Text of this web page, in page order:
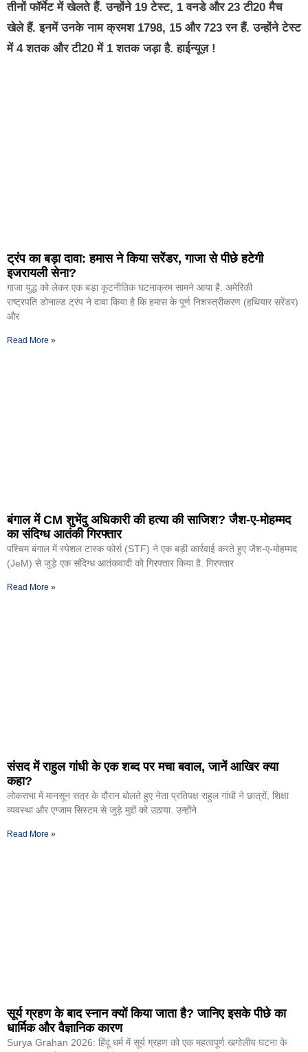
तीनों फॉर्मेट में खेलते हैं. उन्होंने 19 टेस्ट, 1 वनडे और 23 टी20 मैच
खेले हैं. इनमें उनके नाम क्रमश 1798, 15 और 723 रन हैं. उन्होंने टेस्ट
में 4 शतक और टी20 में 1 शतक जड़ा है. हाईन्यूज़ !
ट्रंप का बड़ा दावा: हमास ने किया सरेंडर, गाजा से पीछे हटेगी
इजरायली सेना?
गाजा युद्ध को लेकर एक बड़ा कूटनीतिक घटनाक्रम सामने आया है. अमेरिकी
राष्ट्रपति डोनाल्ड ट्रंप ने दावा किया है कि हमास के पूर्ण निशस्त्रीकरण (हथियार सरेंडर)
और
Read More »
बंगाल में CM शुभेंदु अधिकारी की हत्या की साजिश? जैश-ए-मोहम्मद
का संदिग्ध आतंकी गिरफ्तार
पश्चिम बंगाल में स्पेशल टास्क फोर्स (STF) ने एक बड़ी कार्रवाई करते हुए जैश-ए-मोहम्मद
(JeM) से जुड़े एक संदिग्ध आतंकवादी को गिरफ्तार किया है. गिरफ्तार
Read More »
संसद में राहुल गांधी के एक शब्द पर मचा बवाल, जानें आखिर क्या
कहा?
लोकसभा में मानसून सत्र के दौरान बोलते हुए नेता प्रतिपक्ष राहुल गांधी ने छात्रों, शिक्षा
व्यवस्था और एग्जाम सिस्टम से जुड़े मुद्दों को उठाया. उन्होंने
Read More »
सूर्य ग्रहण के बाद स्नान क्यों किया जाता है? जानिए इसके पीछे का
धार्मिक और वैज्ञानिक कारण
Surya Grahan 2026: हिंदू धर्म में सूर्य ग्रहण को एक महत्वपूर्ण खगोलीय घटना के